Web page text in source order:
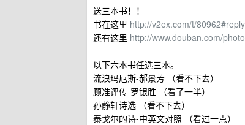
送三本书！！
书在这里 http://v2ex.com/t/
还有这里 http://www.douban.com/
以下六本书任选三本。
流浪玛厄斯-郝景芳 （看不下去）
顾准评传-罗银胜 （看了一半）
孙静轩诗选 （看不下去）
泰戈尔的诗-中英文对照 （看过一点）